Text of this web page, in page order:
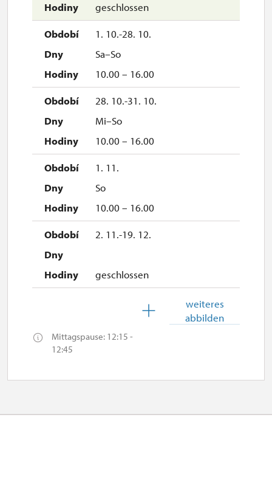
geschlossen
1. 10.-28. 10.
Sa–So
10.00 – 16.00
28. 10.-31. 10.
Mi–So
10.00 – 16.00
1. 11.
So
10.00 – 16.00
2. 11.-19. 12.
geschlossen
10.00 – 15.00
weiteres
abbilden
Mittagspause: 12:15 -
12:45